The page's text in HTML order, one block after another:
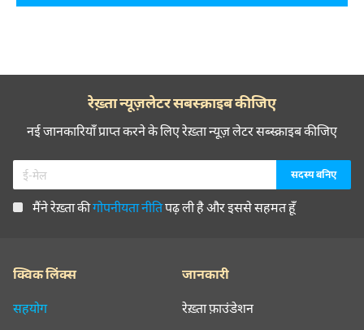
रेख़्ता न्यूज़लेटर सबस्क्राइब कीजिए
नई जानकारियाँ प्राप्त करने के लिए रेख़्ता न्यूज़ लेटर सब्स्क्राइब कीजिए
मैंने रेख़्ता कीगोपनीयता नीतिपढ़ ली है और इससे सहमत हूँ
क्विक लिंक्स
सहयोग
जानकारी
रेख़्ता फ़ाउंडेशन